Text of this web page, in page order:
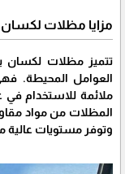
مزايا مظلات لكسان
تتميز مظلات لكسان
العوامل المحيطة.
ملائمة للاستخدام
المظلات من مواد
وتوفر مستويات عالية